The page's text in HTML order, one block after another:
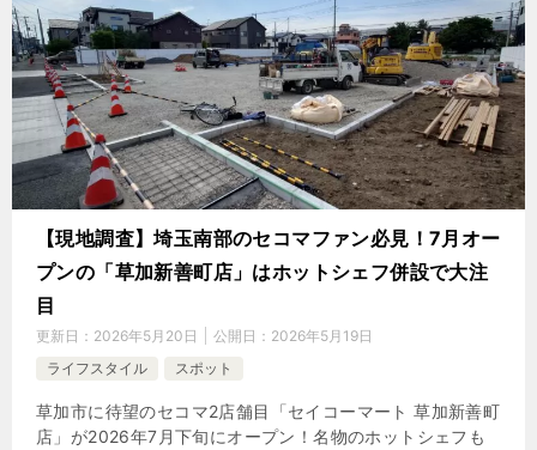
【現地調査】埼玉南部のセコマファン必見！7月オー
プンの「草加新善町店」はホットシェフ併設で大注
目
更新日： 2026年5月20日 公開日： 2026年5月19日
ライフスタイル
スポット
草加市に待望のセコマ2店舗目「セイコーマート 草加新善町
店」が2026年7月下旬にオープン！名物のホットシェフも